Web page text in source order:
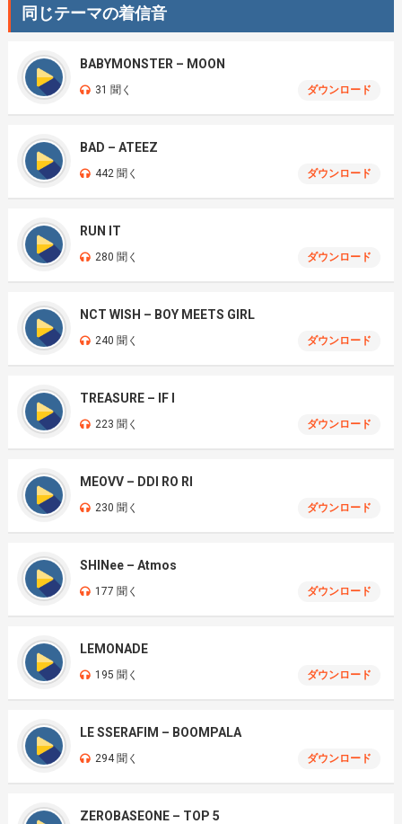
同じテーマの着信音
BABYMONSTER – MOON
31 聞く ダウンロード
BAD – ATEEZ
442 聞く ダウンロード
RUN IT
280 聞く ダウンロード
NCT WISH – BOY MEETS GIRL
240 聞く ダウンロード
TREASURE – IF I
223 聞く ダウンロード
MEOVV – DDI RO RI
230 聞く ダウンロード
SHINee – Atmos
177 聞く ダウンロード
LEMONADE
195 聞く ダウンロード
LE SSERAFIM – BOOMPALA
294 聞く ダウンロード
ZEROBASEONE – TOP 5